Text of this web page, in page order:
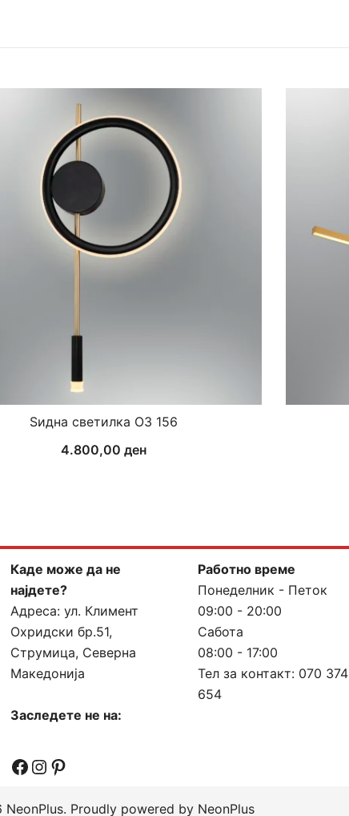
Ѕидна светилка ОЗ 156
4.800,00ден
Каде може да не
најдете?
Адреса: ул. Климент
Охридски бр.51,
Струмица, Северна
Македонија
Заследете не на:
Facebook
Instagram
Pinterest
Работно време
Понеделник - Петок
09:00 - 20:00
Сабота
08:00 - 17:00
Тел за контакт: 070 374
654
Proudly powered by NeonPlus